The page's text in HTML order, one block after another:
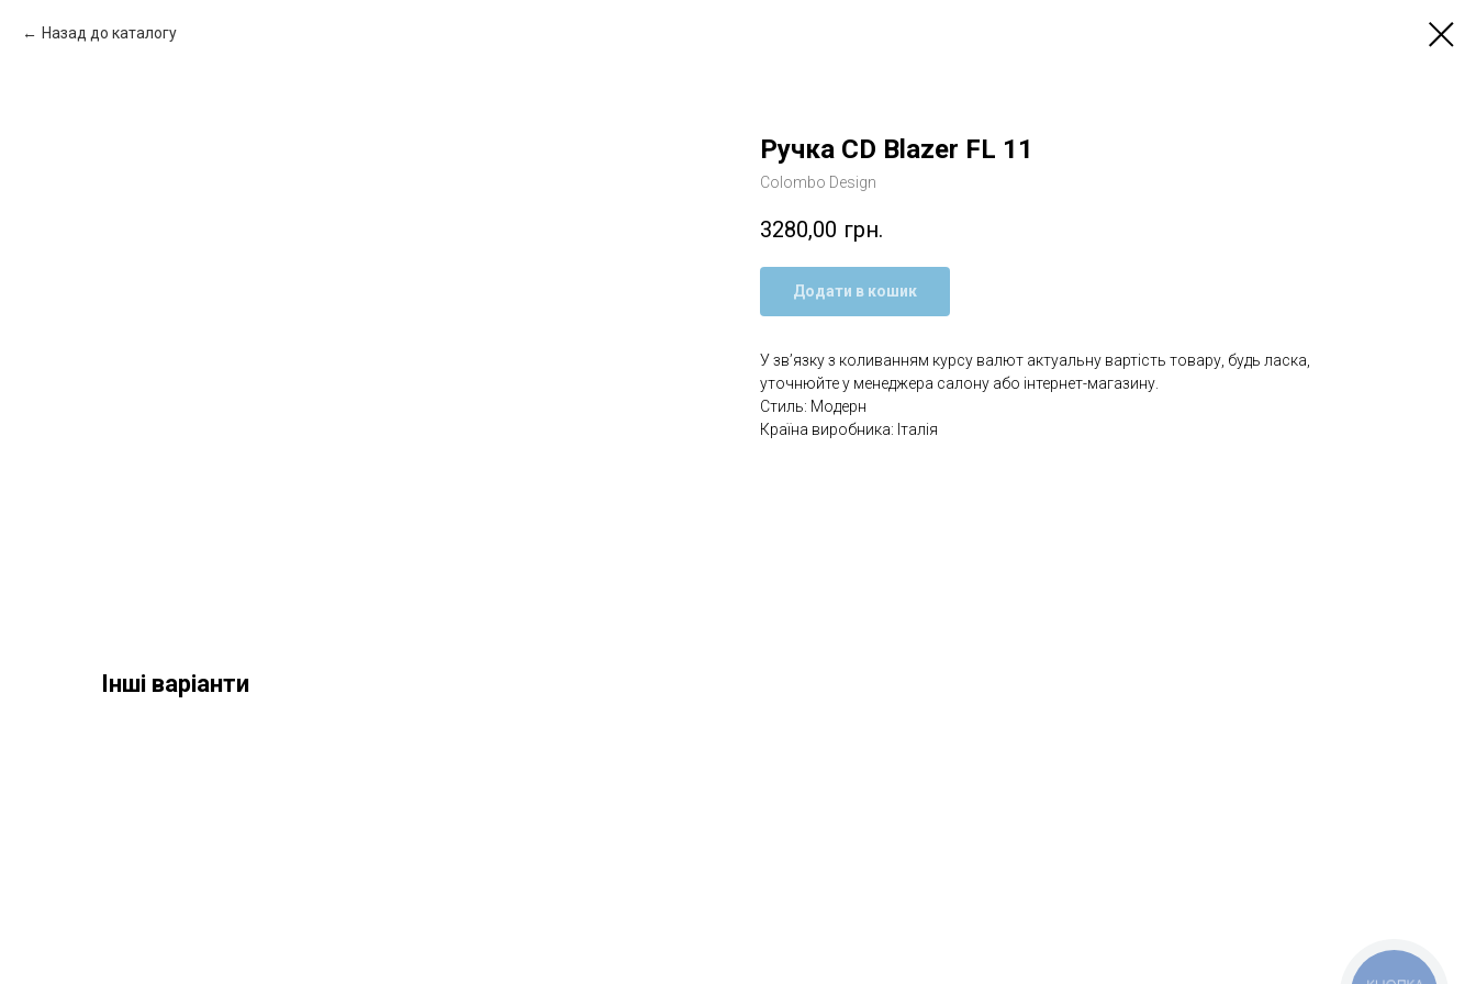
Назад до каталогу
Ручка CD Blazer FL 11
Colombo Design
3280,00 грн.
Додати в кошик
У зв’язку з коливанням курсу валют актуальну вартість товару, будь ласка,
уточнюйте у менеджера салону або інтернет-магазину.
Стиль: Модерн
Країна виробника: Італія
Інші варіанти